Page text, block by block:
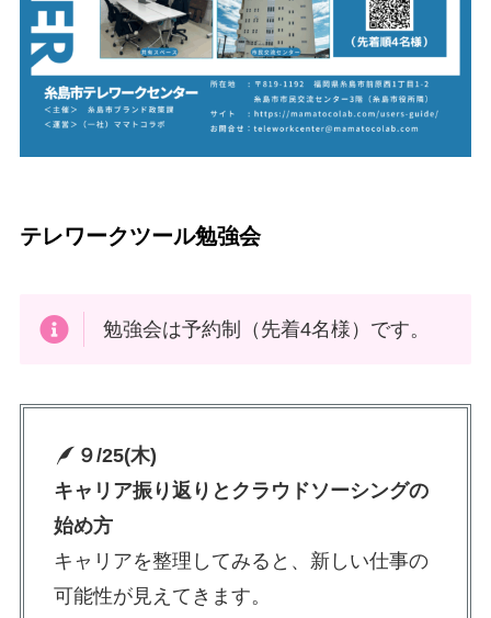
テレワークツール勉強会
勉強会は予約制（先着4名様）です。
９/25(木)
キャリア振り返りとクラウドソーシングの
始め方
キャリアを整理してみると、新しい仕事の
可能性が見えてきます。